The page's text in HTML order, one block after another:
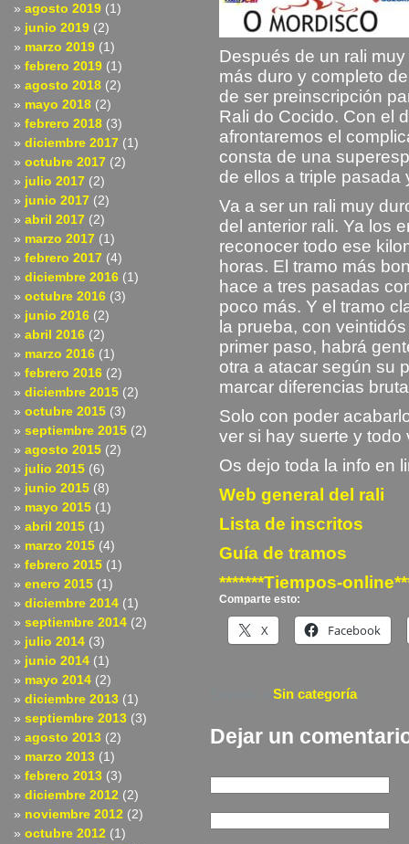
agosto 2019 (1)
junio 2019 (2)
marzo 2019 (1)
febrero 2019 (1)
agosto 2018 (2)
mayo 2018 (2)
febrero 2018 (3)
diciembre 2017 (1)
octubre 2017 (2)
julio 2017 (2)
junio 2017 (2)
abril 2017 (2)
marzo 2017 (1)
febrero 2017 (4)
diciembre 2016 (1)
octubre 2016 (3)
junio 2016 (2)
abril 2016 (2)
marzo 2016 (1)
febrero 2016 (2)
diciembre 2015 (2)
octubre 2015 (3)
septiembre 2015 (2)
agosto 2015 (2)
julio 2015 (6)
junio 2015 (8)
mayo 2015 (1)
abril 2015 (1)
marzo 2015 (4)
febrero 2015 (1)
enero 2015 (1)
diciembre 2014 (1)
septiembre 2014 (2)
julio 2014 (3)
junio 2014 (1)
mayo 2014 (2)
diciembre 2013 (1)
septiembre 2013 (3)
agosto 2013 (2)
marzo 2013 (1)
febrero 2013 (3)
diciembre 2012 (2)
noviembre 2012 (2)
octubre 2012 (1)
Después de un rali
más duro y completo
de ser preinscripción
Rali do Cocido. Con el
afrontaremos el
consta de una
de ellos a triple pasada
Va a ser un rali muy
del anterior rali. Ya los
reconocer todo ese
horas. El tramo más
hace a tres pasadas
poco más. Y el tramo
la prueba, con
primer paso, habrá
otra a atacar según su
marcar diferencias
Solo con poder
ver si hay suerte y todo
Os dejo toda la info en
Web general del rali
Lista de inscritos
Guía de tramos
*******Tiempos-
Comparte esto:
X Facebook
Sin categoría
Dejar un